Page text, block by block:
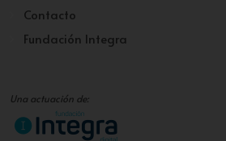
Contacto
Fundación Integra
Una actuación de: